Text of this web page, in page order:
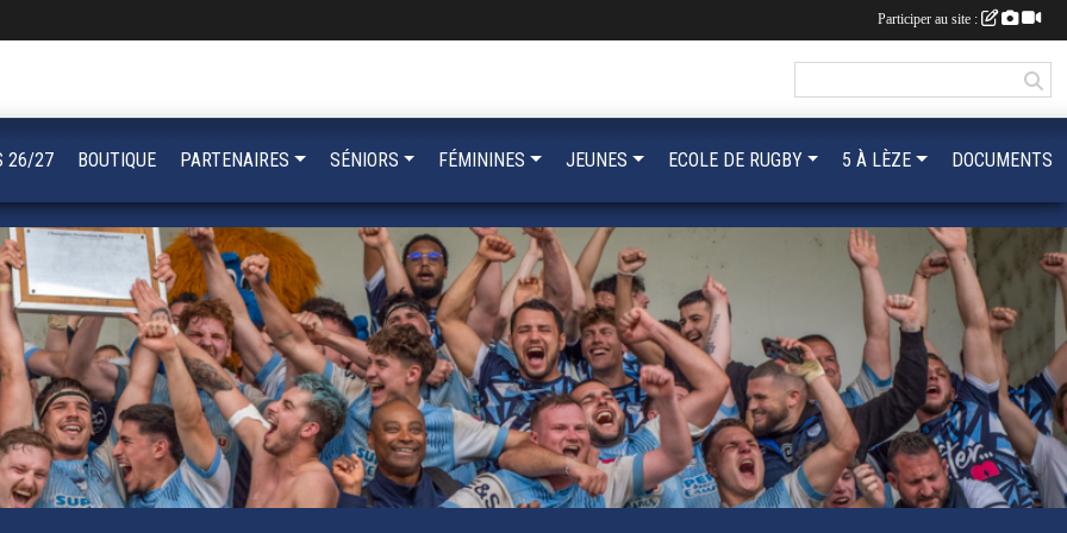
26/27 BOUTIQUE PARTENAIRES SÉNIORS FÉMININES JEUNES ECOLE DE RUGBY 5 À LÈZE DOCUMENTS
Participer au site :